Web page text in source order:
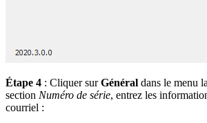
Étape 4 : Cliquer surGénéral dans le menu
section Numéro de série, entrez les
courriel :